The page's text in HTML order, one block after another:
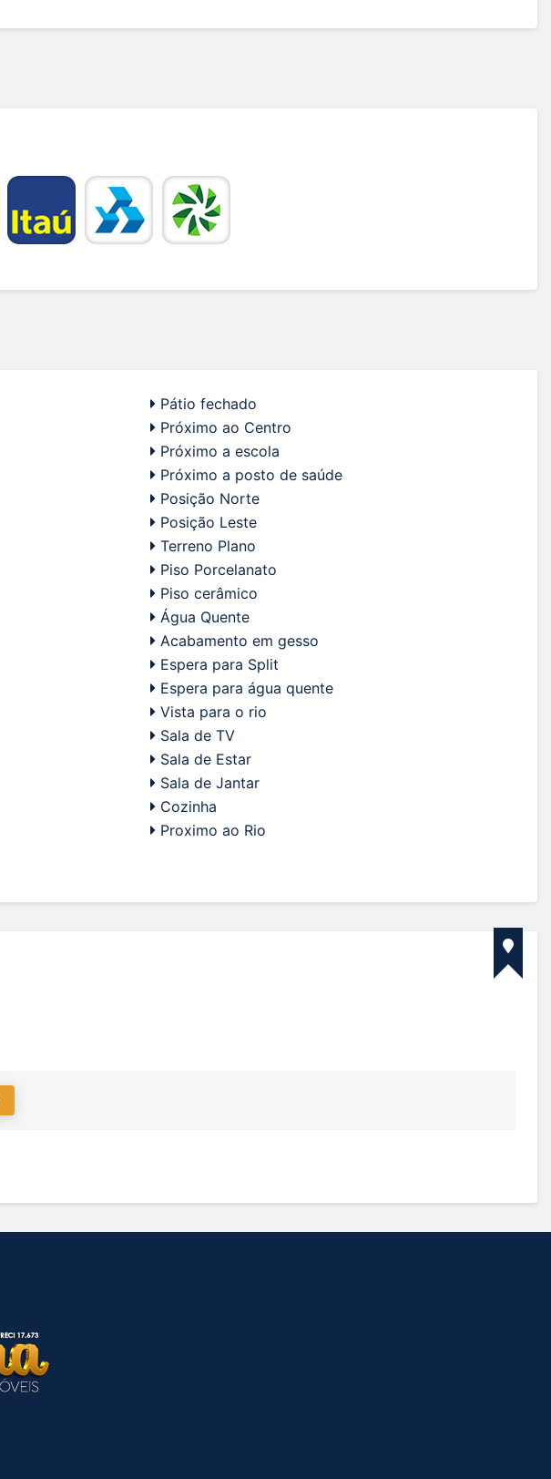
Pátio fechado
Próximo ao Centro
Próximo a escola
Próximo a posto de saúde
Posição Norte
Posição Leste
Terreno Plano
Piso Porcelanato
Piso cerâmico
Água Quente
Acabamento em gesso
Espera para Split
Espera para água quente
Vista para o rio
Sala de TV
Sala de Estar
Sala de Jantar
Cozinha
Proximo ao Rio